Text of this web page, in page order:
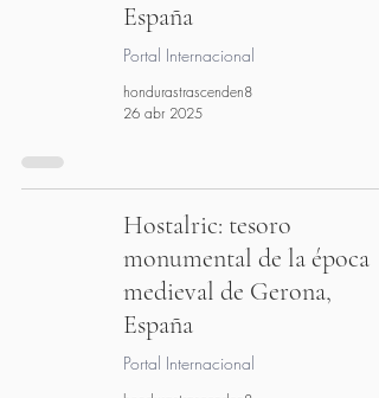
España
Portal Internacional
hondurastrascenden8
26 abr 2025
Hostalric: tesoro
monumental de la época
medieval de Gerona,
España
Portal Internacional